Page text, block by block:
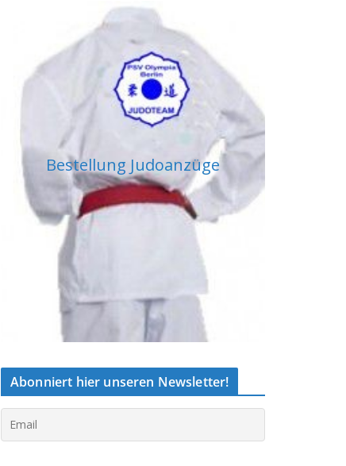
Bestellung Judoanzüge
Abonniert hier unseren Newsletter!